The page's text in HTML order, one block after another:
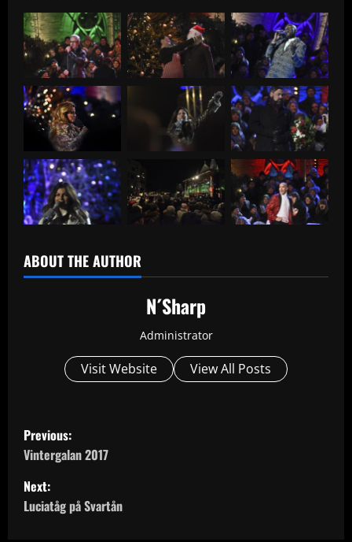
ABOUT THE AUTHOR
N´Sharp
Administrator
Visit Website View All Posts
P
o
s
Previous:
Vintergalan 2017
Next:
Luciatåg på Svartån